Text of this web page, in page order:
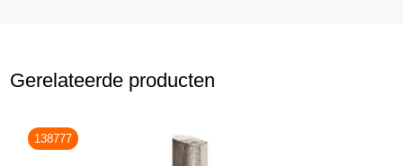
Gerelateerde producten
138777